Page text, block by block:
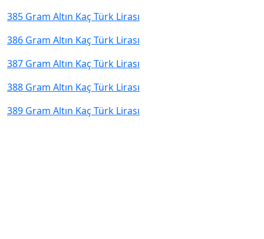
385 Gram Altın Kaç Türk Lirası
386 Gram Altın Kaç Türk Lirası
387 Gram Altın Kaç Türk Lirası
388 Gram Altın Kaç Türk Lirası
389 Gram Altın Kaç Türk Lirası